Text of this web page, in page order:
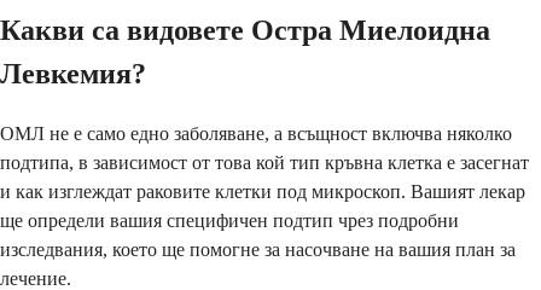
Какви са видовете Остра Миелоидна
Левкемия?
ОМЛ не е само едно заболяване, а всъщност включва няколко
подтипа, в зависимост от това кой тип кръвна клетка е засегнат
и как изглеждат раковите клетки под микроскоп. Вашият лекар
ще определи вашия специфичен подтип чрез подробни
изследвания, което ще помогне за насочване на вашия план за
лечение.